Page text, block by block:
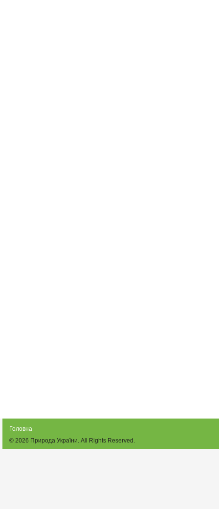
Головна
© 2026 Природа України. All Rights Reserved.